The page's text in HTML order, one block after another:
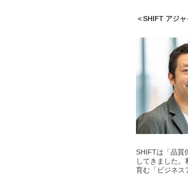
＜SHIFT アジ
SHIFTは「品質
してきました
育む「ビジネス